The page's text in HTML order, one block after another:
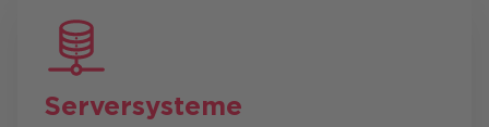
Serversysteme